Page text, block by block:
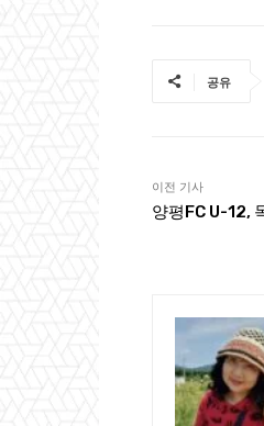
공유
이전 기사
양평FC U-12,